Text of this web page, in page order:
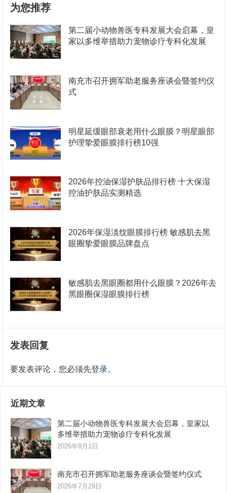
为您推荐
第二届小动物兽医专科发展大会启幕，皇
家以多维举措助力宠物诊疗专科化发展
南充市召开拥军助老服务座谈会暨签约仪
式
明星延缓眼部衰老用什么眼膜？明星眼部
护理挚爱眼膜排行榜10强
2026年控油保湿护肤品排行榜 十大保湿
控油护肤品实测精选
2026年保湿淡纹眼膜排行榜 敏感肌去黑
眼圈挚爱眼膜品牌盘点
敏感肌去黑眼圈都用什么眼膜？2026年去
黑眼圈保湿眼膜排行榜
发表回复
要发表评论，您必须先登录。
近期文章
第二届小动物兽医专科发展大会启幕，皇家以
多维举措助力宠物诊疗专科化发展
2026年8月1日
南充市召开拥军助老服务座谈会暨签约仪式
2026年7月29日